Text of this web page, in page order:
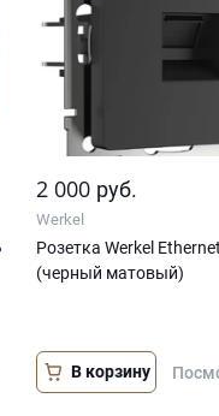
2 000 руб.
Werkel
Розетка Werkel
(черный матовый)
В корзину